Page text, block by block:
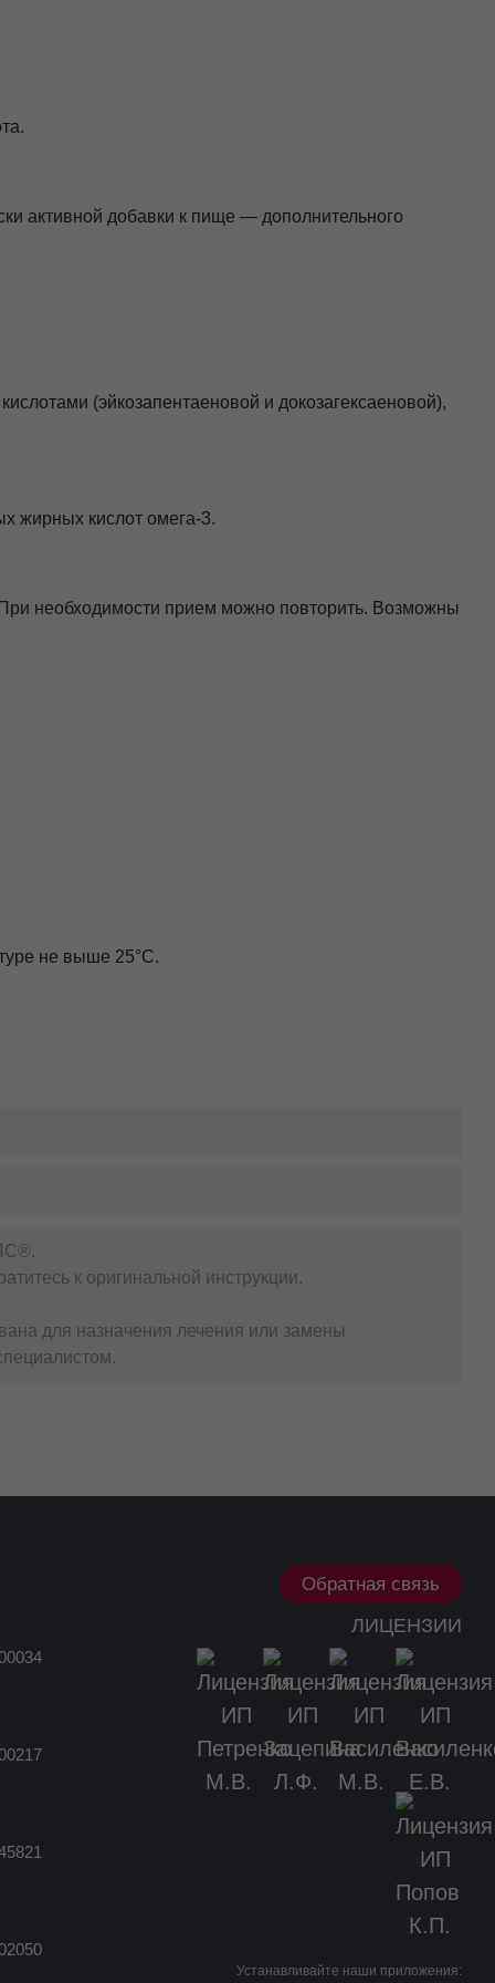
активной добавки к пище — дополнительного
(эйкозапентаеновой и докозагексаеновой),
жирных кислот омега-3.
необходимости прием можно повторить. Возможны
не выше 25°С.
к оригинальной инструкции.
для назначения лечения или замены
Обратная связь
ЛИЦЕНЗИИ
Устанавливайте наши приложения: